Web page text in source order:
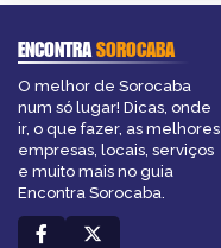
ENCONTRASOROCABA
O melhor de Sorocaba
num só lugar! Dicas, onde
ir, o que fazer, as melhores
empresas, locais, serviços
e muito mais no guia
Encontra Sorocaba.